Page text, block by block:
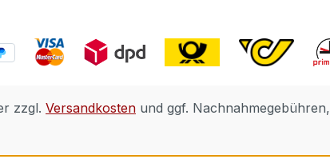
zzgl. Versandkosten und ggf.